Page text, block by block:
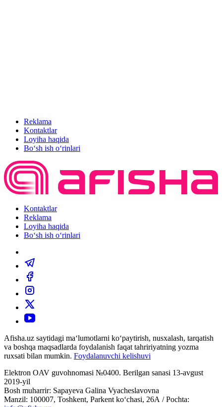
Reklama
Kontaktlar
Loyiha haqida
Bo‘sh ish o‘rinlari
Kontaktlar
Reklama
Loyiha haqida
Bo‘sh ish o‘rinlari
Afisha.uz saytidagi ma‘lumotlarni ko‘paytirish, nusxalash, tarqatish
va boshqa maqsadlarda foydalanish faqat tahririyatning yozma
ruxsati bilan mumkin. Foydalanuvchi kelishuvi
Elektron OAV guvohnomasi №0400. Berilgan sanasi 13-avgust
2019-yil
Bosh muharrir: Sapayeva Galina Vyacheslavovna
Manzil: 100007, Toshkent, Parkent ko‘chasi, 26А / Pochta: